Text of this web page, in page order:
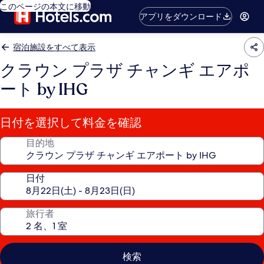
このページの本文に移動
アプリをダウンロード
宿泊施設をすべて表示
クラウン プラザ チャンギ エアポ
ート by IHG
日付を選択して料金を確認
目的地
日付
旅行者
検索